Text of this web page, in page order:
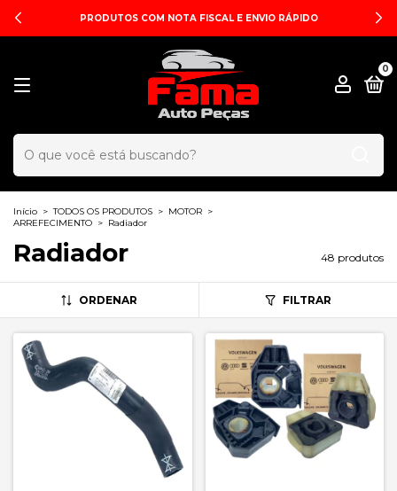
PRODUTOS COM NOTA FISCAL E ENVIO RÁPIDO
0
Início > TODOS OS PRODUTOS > MOTOR >
ARREFECIMENTO > Radiador
Radiador 48 produtos
ORDENAR FILTRAR